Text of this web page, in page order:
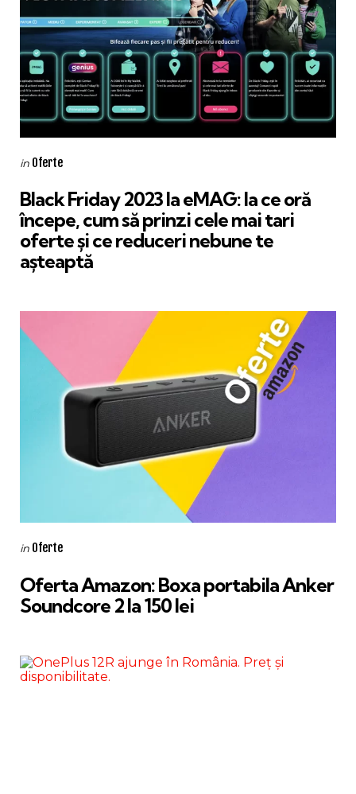
Categories
Posted
in Oferte
Black Friday 2023 la eMAG: la ce oră
începe, cum să prinzi cele mai tari
oferte și ce reduceri nebune te
așteaptă
Categories
Posted
in Oferte
Oferta Amazon: Boxa portabila Anker
Soundcore 2 la 150 lei